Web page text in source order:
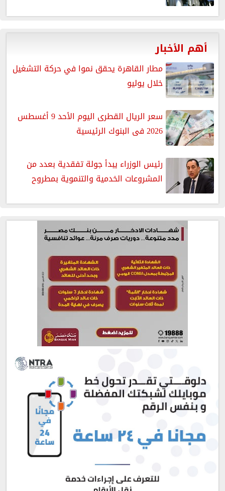
أهم الأخبار
مطار القاهرة يحقق نموا في حركة التشغيل
خلال يوليو
سعر الريال القطرى اليوم الأحد 9 أغسطس
2026 فى البنوك الرئيسية
رئيس الوزراء يبدأ جولة تفقدية بعدد من
المشروعات الخدمية والتنموية بمطروح